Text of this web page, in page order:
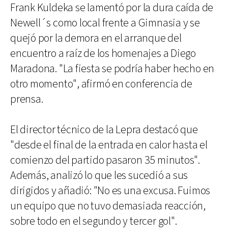
Frank Kuldeka se lamentó por la dura caída de
Newell´s como local frente a Gimnasia y se
quejó por la demora en el arranque del
encuentro a raíz de los homenajes a Diego
Maradona. "La fiesta se podría haber hecho en
otro momento", afirmó en conferencia de
prensa.
El director técnico de la Lepra destacó que
"desde el final de la entrada en calor hasta el
comienzo del partido pasaron 35 minutos".
Además, analizó lo que les sucedió a sus
dirigidos y añadió: "No es una excusa. Fuimos
un equipo que no tuvo demasiada reacción,
sobre todo en el segundo y tercer gol".